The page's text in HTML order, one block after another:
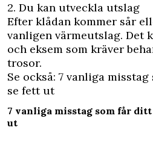
2. Du kan utveckla utslag
Efter klådan kommer sår
vanligen värmeutslag. Det
och eksem som kräver
trosor.
Se också: 7 vanliga
se fett ut
7 vanliga misstag som får
ut